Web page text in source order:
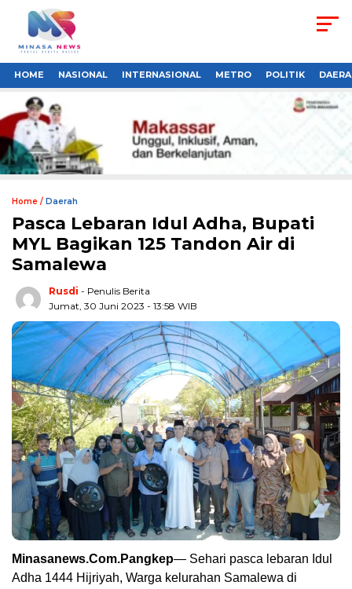
HOME NASIONAL INTERNASIONAL METRO POLITIK
Home / Daerah
Pasca Lebaran Idul Adha, Bupati
MYL Bagikan 125 Tandon Air di
Samalewa
Rusdi - Penulis Berita
Jumat, 30 Juni 2023 - 13:58 WIB
Minasanews.Com.Pangkep— Sehari pasca lebaran Idul
Adha 1444 Hijriyah, Warga kelurahan Samalewa di